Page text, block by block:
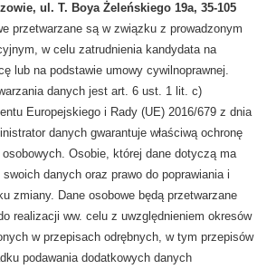
ul. T. Boya Żeleńskiego 19a, 35-105
przetwarzane są w związku z prowadzonym
w celu zatrudnienia kandydata na
lub na podstawie umowy cywilnoprawnej.
danych jest art. 6 ust. 1 lit. c)
Europejskiego i Rady (UE) 2016/679 z dnia
danych gwarantuje właściwą ochronę
Osobie, której dane dotyczą ma
danych oraz prawo do poprawiania i
zmiany. Dane osobowe będą przetwarzane
realizacji ww. celu z uwzględnieniem okresów
w przepisach odrębnych, w tym przepisów
podawania dodatkowych danych